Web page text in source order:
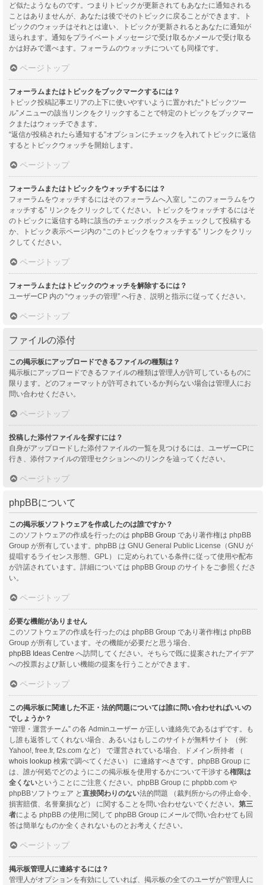
ど似たようなものです。つまりトピックが更新されてもあなたに通知される
ことはありませんが、あなたは後でそのトピックに戻ることができます。ト
ピックのウォッチはそれとは違い、トピックが更新されるとあなたに通知が
送られます。通知をプライベートメッセージで受け取るかメールで受け取る
かは好みで選べます。フォーラムのウォッチについても同様です。
ページトップ
フォーラムまたはトピックをブックマークするには？
トピック投稿記事エリアの上下に使いやすいように置かれた“トピックツー
ル”メニューの該当リンクをクリックすることで特定のトピックをブックマー
クまたはウォッチできます。
“返信が投稿されたら通知する”オプションにチェックを入れてトピックに返信
するとトピックウォッチを開始します。
ページトップ
フォーラムまたはトピックをウォッチするには？
フォーラムをウォッチするにはそのフォーラムへ入室し “このフォーラムをウ
ォッチする” リンクをクリックしてください。トピックをウォッチするにはそ
のトピックに返信する時に該当のチェックボックスをチェックして投稿する
か、トピック表示ページ内の “このトピックをウォッチする” リンクをクリッ
クしてください。
ページトップ
フォーラムまたはトピックのウォッチを解除するには？
ユーザーCP 内の “ウォッチの管理” へ行き、説明と指示に従ってください。
ページトップ
ファイルの添付
この掲示板にアップロードできるファイルの種類は？
掲示板にアップロードできるファイルの種類は管理人が許可しているものに
限ります。どのフォーマットが許可されているか判らない場合は管理人にお
問い合わせください。
ページトップ
投稿した添付ファイルを探すには？
自身がアップロードした添付ファイルの一覧を見つけるには、ユーザーCPに
行き、添付ファイルの管理セクションへのリンクを辿ってください。
ページトップ
phpBBについて
この掲示板ソフトウェアを作成したのは誰ですか？
このソフトウェアの作成を行ったのは phpBB Group であり著作権は phpBB
Group が所有しています。phpBB は GNU General Public License（GNU が
提唱するライセンス形態、GPL） に定められている条件に従って使用や配布
が許諾されています。詳細については phpBB Group のサイトをご参照くださ
い。
ページトップ
必要な機能がありません
このソフトウェアの作成を行ったのは phpBB Group であり著作権は phpBB
Group が所有しています。その機能が必要だと思う場合、
phpBB Ideas Centre へ訪問してください。そちらで既に提案されたアイデア
への投票および新しい機能の提案を行うことができます。
ページトップ
この掲示板に関連した不正・法的問題については誰に問い合わせればいいの
でしょうか？
“管理・運営チーム” の各 Adminユーザー が正しい連絡先であるはずです。も
し誰も返答してくれない場合、あるいはもしこのサイトが無料サイト （例:
Yahoo!, free.fr, f2s.com など） で運営されている場合、ドメイン所持者 （
whois lookup 検索で調べてください） に連絡すべきです。phpBB Group に
は、誰が何処でどのようにこの掲示板を使用するかについて干渉する権限は
全くないということにご注意ください。phpBB Group に phpbb.com や
phpBBソフトウェア と 直接関わりのない法的問題 （裁判所からの停止命令、
損害賠償、名誉棄損など） に関することを問い合わせないでください。 第三
者による phpBB の使用に関して phpBB Group にメールで問い合わせても回
答は簡単なものか全くされないものとお考えください。
ページトップ
掲示板管理人に連絡するには？
管理人がオプションを有効にしていれば、掲示板の全てのユーザが“管理人に